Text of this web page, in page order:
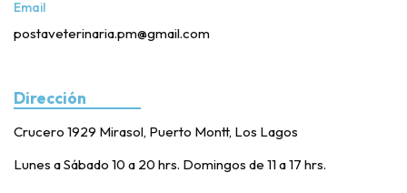
Email
postaveterinaria.pm@gmail.com
Dirección
Crucero 1929 Mirasol, Puerto Montt, Los Lagos
Lunes a Sábado 10 a 20 hrs. Domingos de 11 a 17 hrs.